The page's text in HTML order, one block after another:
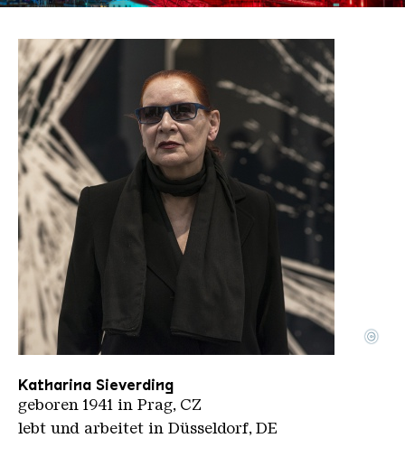
Sieverdingkatharina Hans Peter Schaefer CC BY
Copyright: Hans Peter Schaefer | CC BY-SA 4.0
©
Katharina Sieverding
geboren 1941 in Prag, CZ
lebt und arbeitet in Düsseldorf, DE